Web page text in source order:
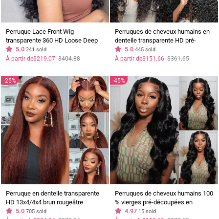
Perruque Lace Front Wig
transparente 360 ​​HD Loose Deep
Wave, perruques de cheveux
humains pré-épilées de couleur
5.0 241 sold
Prix
régulier
$404.88
Prix
réduit
À partir de$219.07
Perruques de cheveux humains en
dentelle transparente HD pré-
coupées sans colle avec bonnet
respirant Air Wig-Geeta Hair
5.0 445 sold
Prix
régulier
$361.65
Prix
réduit
À partir de$151.66
25%
Perruque en dentelle transparente
HD 13x4/4x4 brun rougeâtre
perruques de cheveux humains
5.0 705 sold
45%
Perruques de cheveux humains 100
% vierges pré-découpées en
dentelle transparente HD sans
4.97 15 sold